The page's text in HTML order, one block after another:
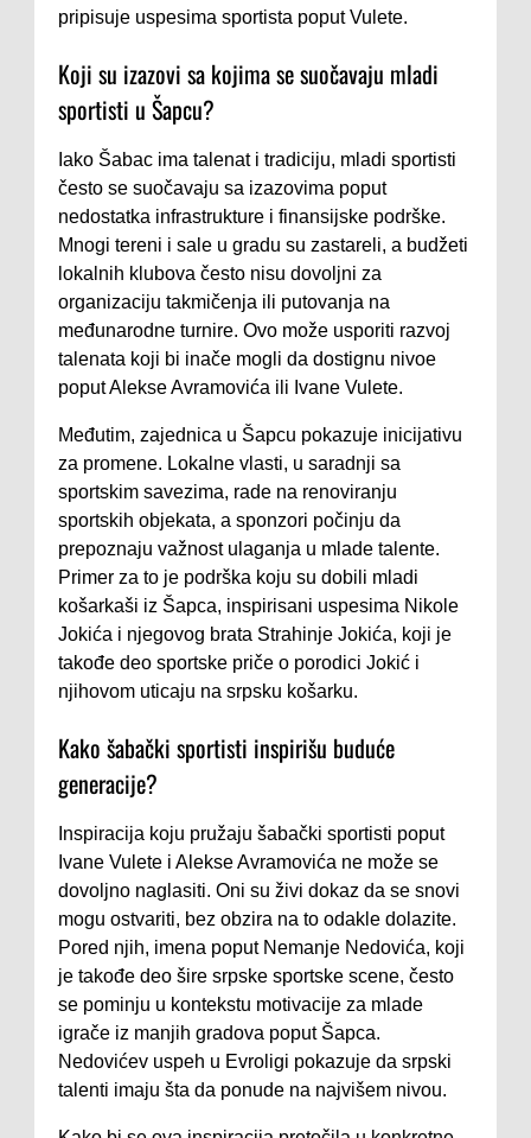
pripisuje uspesima sportista poput Vulete.
Koji su izazovi sa kojima se suočavaju mladi
sportisti u Šapcu?
Iako Šabac ima talenat i tradiciju, mladi sportisti
često se suočavaju sa izazovima poput
nedostatka infrastrukture i finansijske podrške.
Mnogi tereni i sale u gradu su zastareli, a budžeti
lokalnih klubova često nisu dovoljni za
organizaciju takmičenja ili putovanja na
međunarodne turnire. Ovo može usporiti razvoj
talenata koji bi inače mogli da dostignu nivoe
poput Alekse Avramovića ili Ivane Vulete.
Međutim, zajednica u Šapcu pokazuje inicijativu
za promene. Lokalne vlasti, u saradnji sa
sportskim savezima, rade na renoviranju
sportskih objekata, a sponzori počinju da
prepoznaju važnost ulaganja u mlade talente.
Primer za to je podrška koju su dobili mladi
košarkaši iz Šapca, inspirisani uspesima Nikole
Jokića i njegovog brata Strahinje Jokića, koji je
takođe deo sportske priče o porodici Jokić i
njihovom uticaju na srpsku košarku.
Kako šabački sportisti inspirišu buduće
generacije?
Inspiracija koju pružaju šabački sportisti poput
Ivane Vulete i Alekse Avramovića ne može se
dovoljno naglasiti. Oni su živi dokaz da se snovi
mogu ostvariti, bez obzira na to odakle dolazite.
Pored njih, imena poput Nemanje Nedovića, koji
je takođe deo šire srpske sportske scene, često
se pominju u kontekstu motivacije za mlade
igrače iz manjih gradova poput Šapca.
Nedovićev uspeh u Evroligi pokazuje da srpski
talenti imaju šta da ponude na najvišem nivou.